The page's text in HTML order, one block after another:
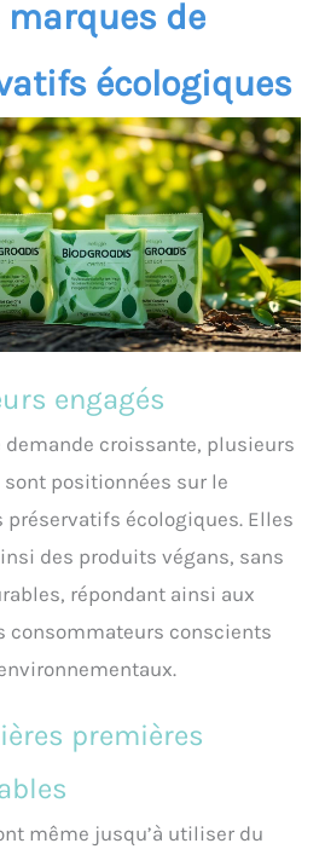
marques de
écologiques
engagés
demande croissante, plusieurs
sont positionnées sur le
préservatifs écologiques. Elles
des produits végans, sans
répondant ainsi aux
consommateurs conscients
premières
même jusqu’à utiliser du